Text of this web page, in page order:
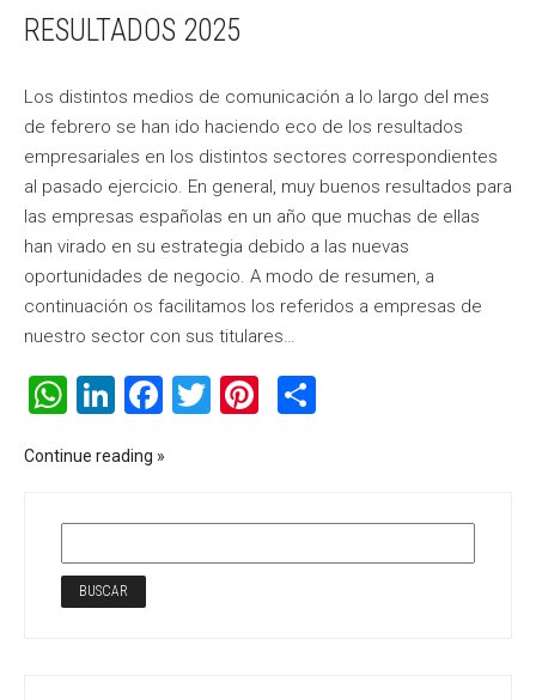
RESULTADOS 2025
Los distintos medios de comunicación a lo largo del mes
de febrero se han ido haciendo eco de los resultados
empresariales en los distintos sectores correspondientes
al pasado ejercicio. En general, muy buenos resultados para
las empresas españolas en un año que muchas de ellas
han virado en su estrategia debido a las nuevas
oportunidades de negocio. A modo de resumen, a
continuación os facilitamos los referidos a empresas de
nuestro sector con sus titulares…
WhatsApp
LinkedIn
Facebook
TwitterPinterest
Continue reading